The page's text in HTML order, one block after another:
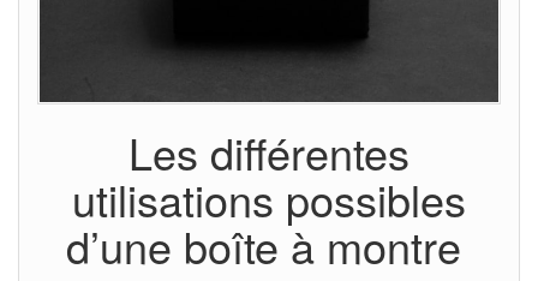
Les différentes
utilisations possibles
d’une boîte à montre